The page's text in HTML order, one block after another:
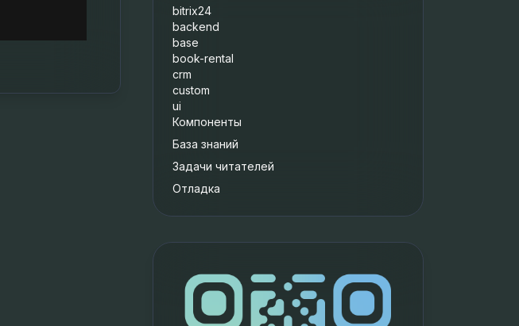
bitrix24
backend
base
book-rental
crm
custom
ui
Компоненты
База знаний
Задачи читателей
Отладка